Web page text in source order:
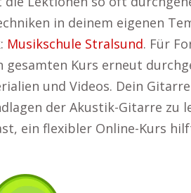
in deinem eigenen
Musikschule Stralsund. Für
Kurs erneut
und Videos. Dein
der Akustik-Gitarre zu
ein flexibler Online-Kurs